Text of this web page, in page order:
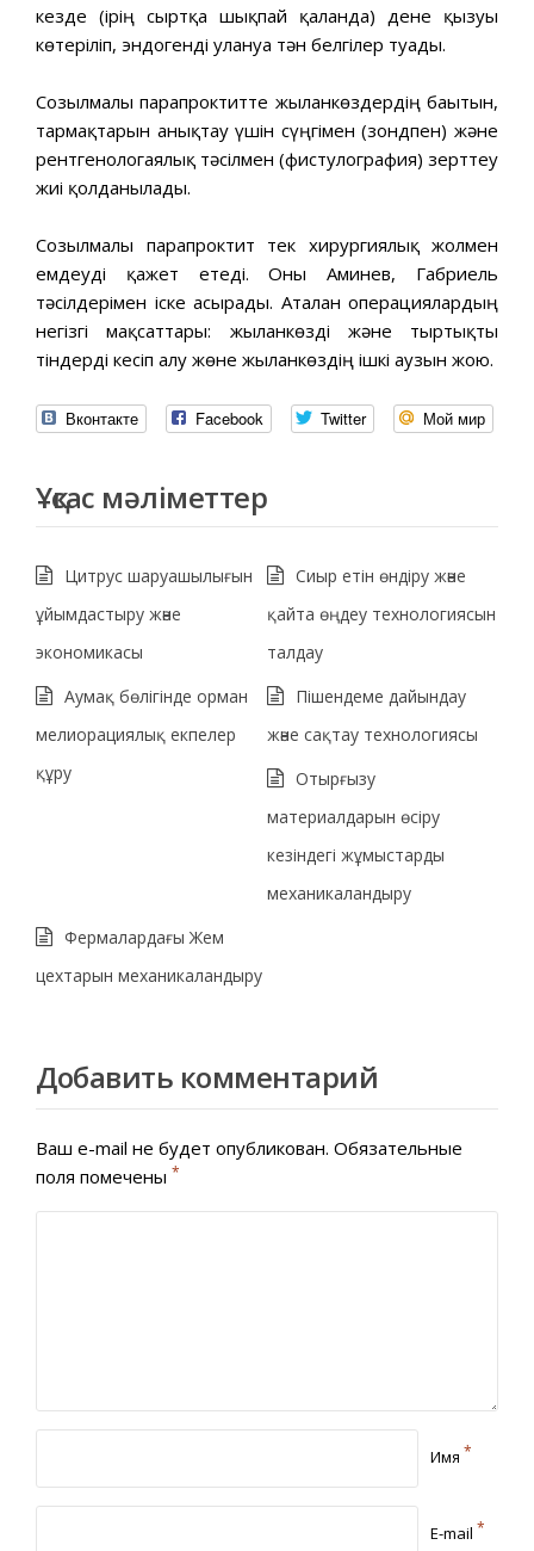
кезде (ірің сыртқа шықпай қалғанда) дене қызуы
көтеріліп, эндогенді улануға тән белгілер туады.
Созылмалы парапроктитте жыланкөздердің бағытын,
тармақтарын анықтау үшін сүңгімен (зондпен) және
рентгенологаялық тәсілмен (фистулография) зерттеу
жиі қолданылады.
Созылмалы парапроктит тек хирургиялық жолмен
емдеуді қажет етеді. Оны Аминев, Габриель
тәсілдерімен іске асырады. Аталған операциялардың
негізгі мақсаттары: жыланкөзді және тыртықты
тіндерді кесіп алу жөне жыланкөздің ішкі аузын жою.
Вконтакте Facebook Twitter Мой мир
Ұқсас мәліметтер
Цитрус шаруашылығын
ұйымдастыру және
экономикасы
Сиыр етін өндіру және
қайта өңдеу технологиясын
талдау
Аумақ бөлігінде орман
мелиорациялық екпелер
құру
Пішендеме дайындау
және сақтау технологиясы
Отырғызу
материалдарын өсіру
кезіндегі жұмыстарды
механикаландыру
Фермалардағы Жем
цехтарын механикаландыру
Добавить комментарий
Ваш e-mail не будет опубликован. Обязательные
поля помечены *
Имя *
E-mail *